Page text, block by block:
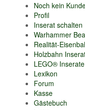
Noch kein
Profil
Inserat schalten
Warhammer
Realität-
Holzbahn
LEGO® Inserate
Lexikon
Forum
Kasse
Gästebuch